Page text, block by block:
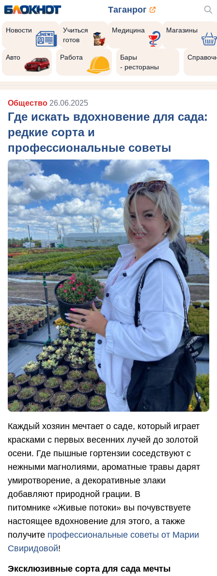
Таганрог
Новости
Учиться
готов
Медицина Магазины
Авто Работа
Бары
- рестораны
Общество 26.06.2025
Где искать вдохновение для сада:
редкие сорта и
профессиональные советы
Каждый хозяин мечтает о саде, который играет
красками с первых весенних лучей до золотой
осени. Где пышные гортензии соседствуют с
нежными магнолиями, ароматные травы дарят
умиротворение, а декоративные злаки
добавляют природной грации. В
питомнике «Живые потоки» вы почувствуете
настоящее вдохновение для этого, а также
получите профессиональные советы от Марии
Свиридовой!
Эксклюзивные сорта для сада мечты